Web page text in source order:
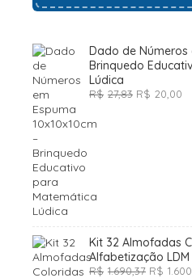
Dado de Números
Brinquedo
Lúdica
R$ 27,83 O
R$ 20,00
Kit 32 Almofadas
Alfabetização LDM
R$ 1.690,37 O
R$